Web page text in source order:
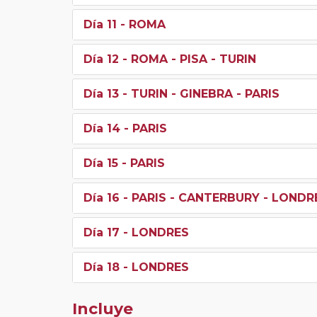
Día 11 - ROMA
Día 12 - ROMA - PISA - TURIN
Día 13 - TURIN - GINEBRA - PARIS
Día 14 - PARIS
Día 15 - PARIS
Día 16 - PARIS - CANTERBURY -
Día 17 - LONDRES
Día 18 - LONDRES
Incluye